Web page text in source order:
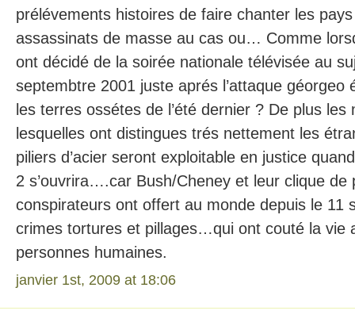
prélévements histoires de faire chanter les
assassinats de masse au cas ou… Comme
ont décidé de la soirée nationale télévisée au
septembtre 2001 juste aprés l’attaque géorgeo
les terres ossétes de l’été dernier ? De plus
lesquelles ont distingues trés nettement les
piliers d’acier seront exploitable en justice
2 s’ouvrira….car Bush/Cheney et leur clique de
conspirateurs ont offert au monde depuis le 11
crimes tortures et pillages…qui ont couté la vie
personnes humaines.
janvier 1st, 2009 at 18:06